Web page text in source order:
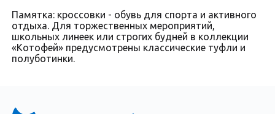
Памятка: кроссовки - обувь для спорта и активного
отдыха. Для торжественных мероприятий,
школьных линеек или строгих будней в коллекции
«Котофей» предусмотрены классические туфли и
полуботинки.